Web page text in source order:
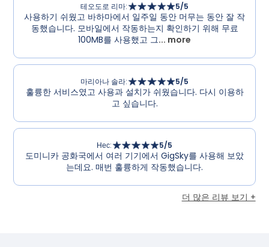
테오도로 리마: 5/5
사용하기 쉬웠고 바하마에서 일주일 동안 머무는 동안 잘 작
동했습니다. 모바일에서 작동하는지 확인하기 위해 무료
100MB를 사용했고 그... more
마리아나 솔라: 5/5
훌륭한 서비스였고 사용과 설치가 쉬웠습니다. 다시 이용하
고 싶습니다.
Нес: 5/5
도미니카 공화국에서 여러 기기에서 GigSky를 사용해 보았
는데요. 매번 훌륭하게 작동했습니다.
더 많은 리뷰 보기 +